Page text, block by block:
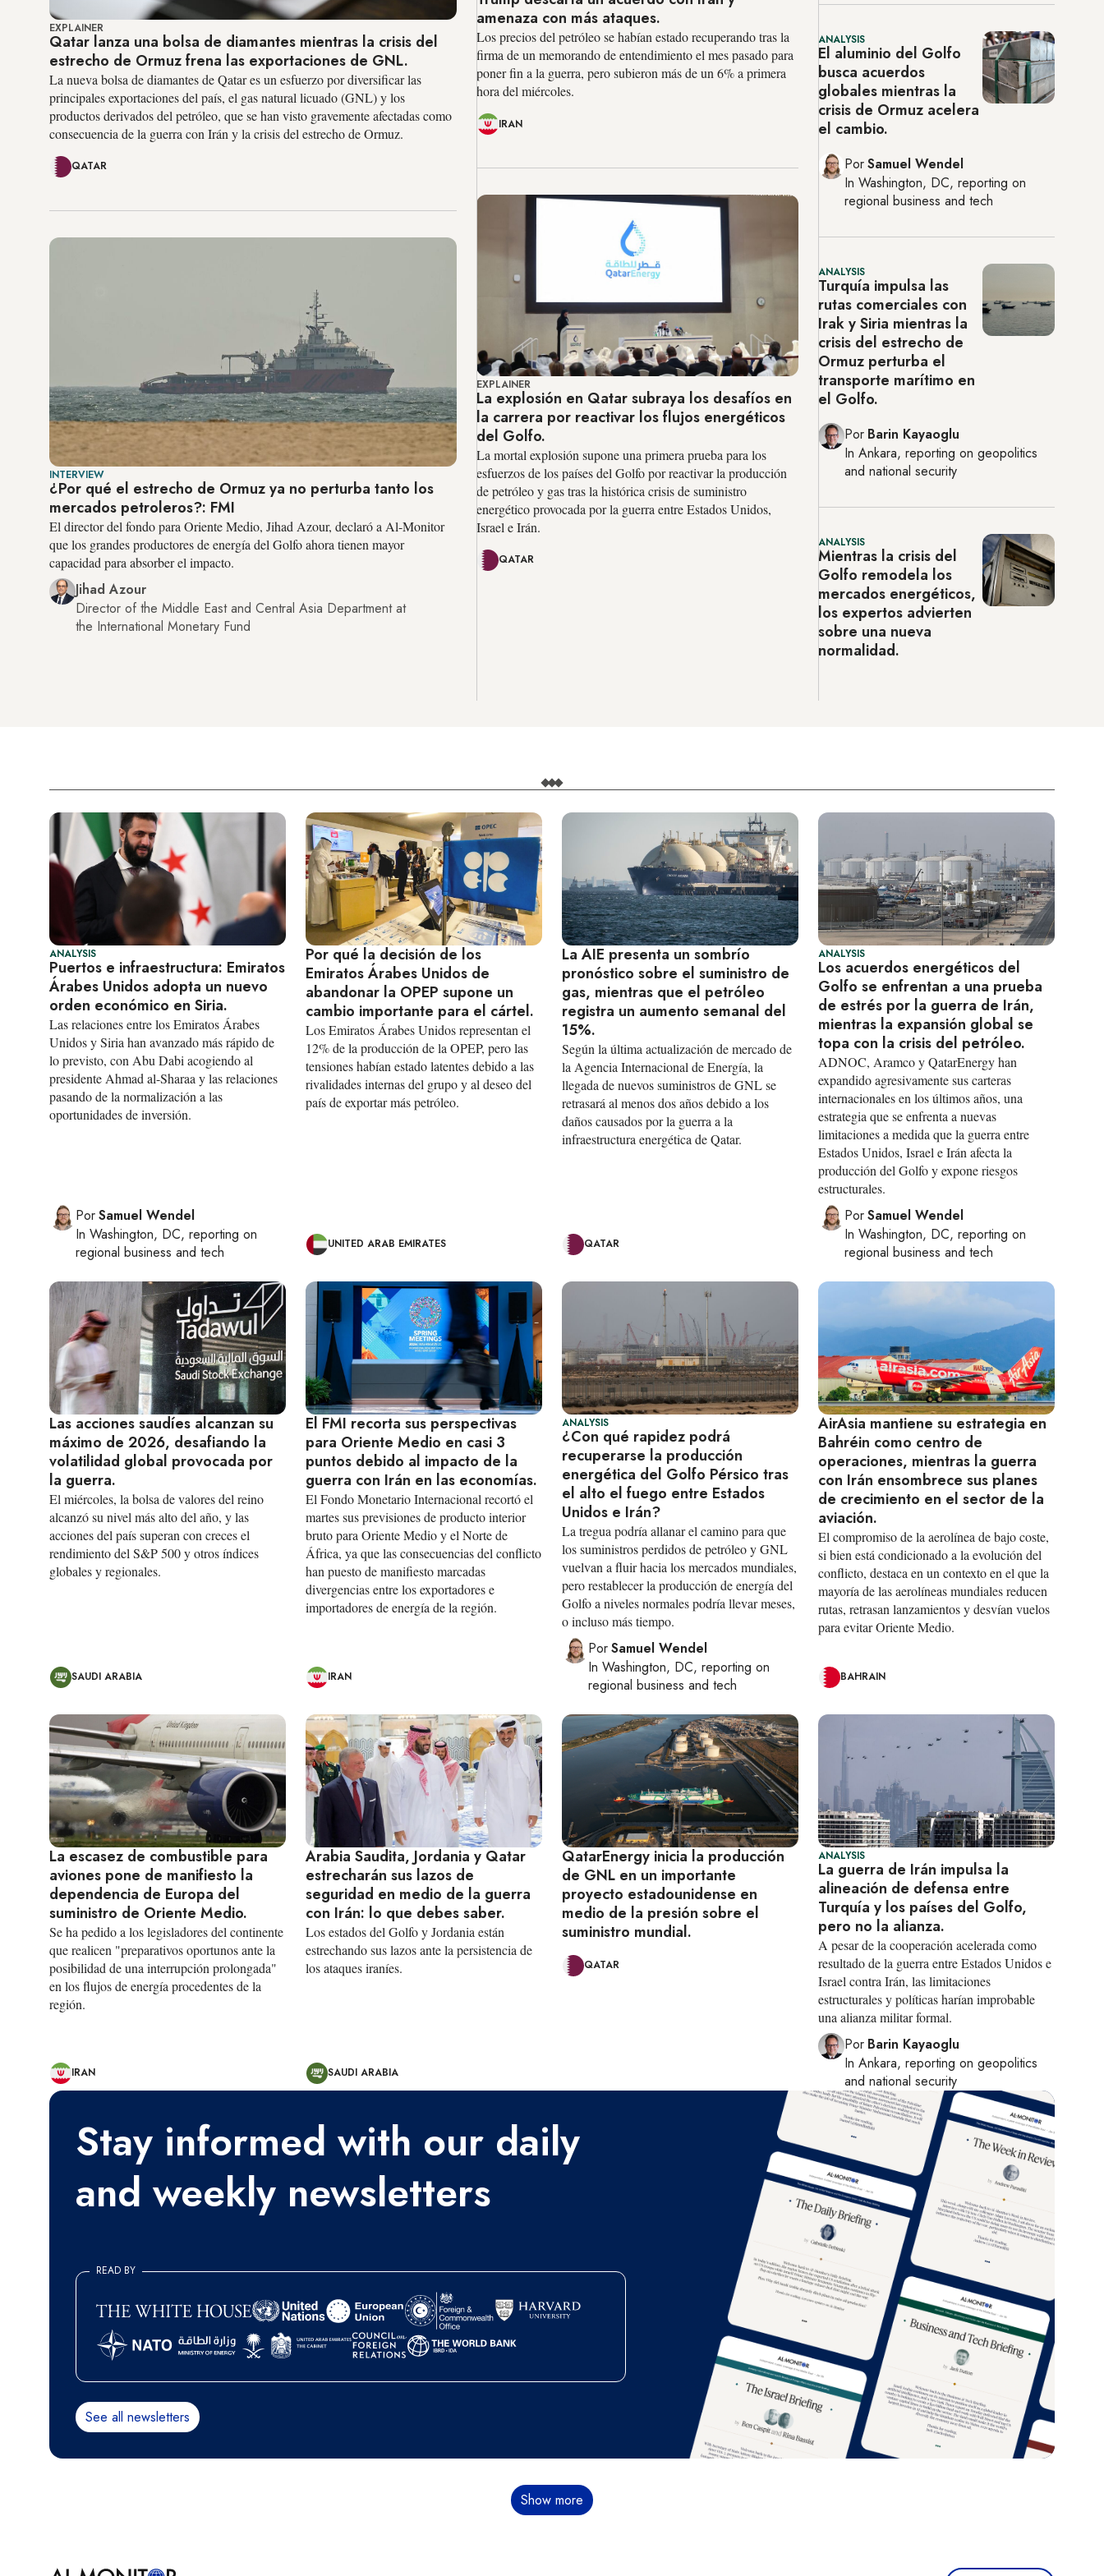
EXPLAINER
Qatar lanza una bolsa de diamantes mientras la crisis del
estrecho de Ormuz frena las exportaciones de GNL.
La nueva bolsa de diamantes de Qatar es un esfuerzo por diversificar las
principales exportaciones del país, el gas natural licuado (GNL) y los
productos derivados del petróleo, que se han visto gravemente afectadas como
consecuencia de la guerra con Irán y la crisis del estrecho de Ormuz.
QATAR
INTERVIEW
¿Por qué el estrecho de Ormuz ya no perturba tanto los
mercados petroleros?: FMI
El director del fondo para Oriente Medio, Jihad Azour, declaró a Al-Monitor
que los grandes productores de energía del Golfo ahora tienen mayor
capacidad para absorber el impacto.
Jihad Azour
Director of the Middle East and Central Asia Department at
the International Monetary Fund
amenaza con más ataques.
Los precios del petróleo se habían estado recuperando tras la
firma de un memorando de entendimiento el mes pasado para
poner fin a la guerra, pero subieron más de un 6% a primera
hora del miércoles.
IRAN
EXPLAINER
La explosión en Qatar subraya los desafíos en
la carrera por reactivar los flujos energéticos
del Golfo.
La mortal explosión supone una primera prueba para los
esfuerzos de los países del Golfo por reactivar la producción
de petróleo y gas tras la histórica crisis de suministro
energético provocada por la guerra entre Estados Unidos,
Israel e Irán.
QATAR
ANALYSIS
El aluminio del Golfo
busca acuerdos
globales mientras la
crisis de Ormuz acelera
el cambio.
PorSamuel Wendel
In Washington, DC, reporting on
regional business and tech
ANALYSIS
Turquía impulsa las
rutas comerciales con
Irak y Siria mientras la
crisis del estrecho de
Ormuz perturba el
transporte marítimo en
el Golfo.
Por Barin Kayaoglu
In Ankara, reporting on geopolitics
and national security
ANALYSIS
Mientras la crisis del
Golfo remodela los
mercados energéticos,
los expertos advierten
sobre una nueva
normalidad.
ANALYSIS
Puertos e infraestructura: Emiratos
Árabes Unidos adopta un nuevo
orden económico en Siria.
Las relaciones entre los Emiratos Árabes
Unidos y Siria han avanzado más rápido de
lo previsto, con Abu Dabi acogiendo al
presidente Ahmad al-Sharaa y las relaciones
pasando de la normalización a las
oportunidades de inversión.
PorSamuel Wendel
In Washington, DC, reporting on
regional business and tech
Por qué la decisión de los
Emiratos Árabes Unidos de
abandonar la OPEP supone un
cambio importante para el cártel.
Los Emiratos Árabes Unidos representan el
12% de la producción de la OPEP, pero las
tensiones habían estado latentes debido a las
rivalidades internas del grupo y al deseo del
país de exportar más petróleo.
UNITED ARAB EMIRATES
La AIE presenta un sombrío
pronóstico sobre el suministro de
gas, mientras que el petróleo
registra un aumento semanal del
15%.
Según la última actualización de mercado de
la Agencia Internacional de Energía, la
llegada de nuevos suministros de GNL se
retrasará al menos dos años debido a los
daños causados por la guerra a la
infraestructura energética de Qatar.
QATAR
ANALYSIS
Los acuerdos energéticos del
Golfo se enfrentan a una prueba
de estrés por la guerra de Irán,
mientras la expansión global se
topa con la crisis del petróleo.
ADNOC, Aramco y QatarEnergy han
expandido agresivamente sus carteras
internacionales en los últimos años, una
estrategia que se enfrenta a nuevas
limitaciones a medida que la guerra entre
Estados Unidos, Israel e Irán afecta la
producción del Golfo y expone riesgos
estructurales.
PorSamuel Wendel
In Washington, DC, reporting on
regional business and tech
Las acciones saudíes alcanzan su
máximo de 2026, desafiando la
volatilidad global provocada por
la guerra.
El miércoles, la bolsa de valores del reino
alcanzó su nivel más alto del año, y las
acciones del país superan con creces el
rendimiento del S&P 500 y otros índices
globales y regionales.
SAUDI ARABIA
El FMI recorta sus perspectivas
para Oriente Medio en casi 3
puntos debido al impacto de la
guerra con Irán en las economías.
El Fondo Monetario Internacional recortó el
martes sus previsiones de producto interior
bruto para Oriente Medio y el Norte de
África, ya que las consecuencias del conflicto
han puesto de manifiesto marcadas
divergencias entre los exportadores e
importadores de energía de la región.
IRAN
ANALYSIS
¿Con qué rapidez podrá
recuperarse la producción
energética del Golfo Pérsico tras
el alto el fuego entre Estados
Unidos e Irán?
La tregua podría allanar el camino para que
los suministros perdidos de petróleo y GNL
vuelvan a fluir hacia los mercados mundiales,
pero restablecer la producción de energía del
Golfo a niveles normales podría llevar meses,
o incluso más tiempo.
PorSamuel Wendel
In Washington, DC, reporting on
regional business and tech
AirAsia mantiene su estrategia en
Bahréin como centro de
operaciones, mientras la guerra
con Irán ensombrece sus planes
de crecimiento en el sector de la
aviación.
El compromiso de la aerolínea de bajo coste,
si bien está condicionado a la evolución del
conflicto, destaca en un contexto en el que la
mayoría de las aerolíneas mundiales reducen
rutas, retrasan lanzamientos y desvían vuelos
para evitar Oriente Medio.
BAHRAIN
La escasez de combustible para
aviones pone de manifiesto la
dependencia de Europa del
suministro de Oriente Medio.
Se ha pedido a los legisladores del continente
que realicen "preparativos oportunos ante la
posibilidad de una interrupción prolongada"
en los flujos de energía procedentes de la
región.
IRAN
Arabia Saudita, Jordania y Qatar
estrecharán sus lazos de
seguridad en medio de la guerra
con Irán: lo que debes saber.
Los estados del Golfo y Jordania están
estrechando sus lazos ante la persistencia de
los ataques iraníes.
SAUDI ARABIA
QatarEnergy inicia la producción
de GNL en un importante
proyecto estadounidense en
medio de la presión sobre el
suministro mundial.
QATAR
ANALYSIS
La guerra de Irán impulsa la
alineación de defensa entre
Turquía y los países del Golfo,
pero no la alianza.
A pesar de la cooperación acelerada como
resultado de la guerra entre Estados Unidos e
Israel contra Irán, las limitaciones
estructurales y políticas harían improbable
una alianza militar formal.
Por Barin Kayaoglu
In Ankara, reporting on geopolitics
and national security
Stay informed with our daily
and weekly newsletters
READ BY
See all newsletters
Show more